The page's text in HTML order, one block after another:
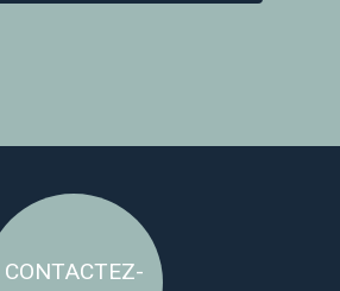
CONTACTEZ-